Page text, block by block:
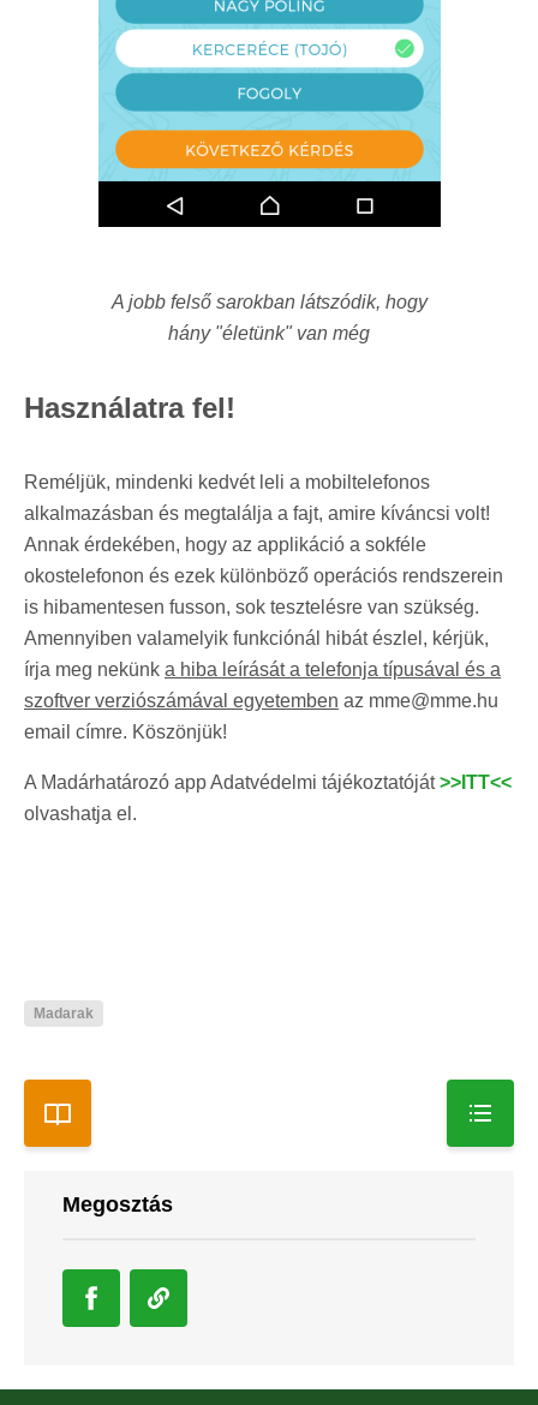
A jobb felső sarokban látszódik, hogy
hány "életünk" van még
Használatra fel!
Reméljük, mindenki kedvét leli a mobiltelefonos
alkalmazásban és megtalálja a fajt, amire kíváncsi volt!
Annak érdekében, hogy az applikáció a sokféle
okostelefonon és ezek különböző operációs rendszerein
is hibamentesen fusson, sok tesztelésre van szükség.
Amennyiben valamelyik funkciónál hibát észlel, kérjük,
írja meg nekünk a hiba leírását a telefonja típusával és a
szoftver verziószámával egyetemben az mme@mme.hu
email címre. Köszönjük!
A Madárhatározó app Adatvédelmi tájékoztatóját>>ITT<<
olvashatja el.
Madarak
Megosztás